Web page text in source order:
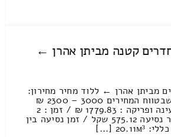
דירה 2 חדרים קטנה מביתן אהרן ←
דירות 2 חדרים מביתן אהרן ← ללוד מחיר מחירון:
2429.15 ₪ / אלה שבטווח המחירים 3000 – 2300 ₪
עבודות סבלות , טעינה ופריקה : 1779.83 ₪ / זמן : 2
שעות 33 דקות מחיר נסיעה 575.12 שקל / זמן נסיעה בין